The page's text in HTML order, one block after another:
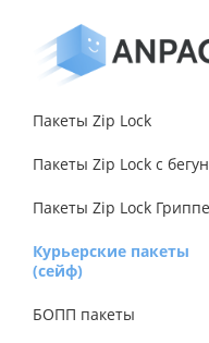
Пакеты Zip Lock
Пакеты Zip Lock с
Пакеты Zip Lock
Курьерские пакеты
(сейф)
БОПП пакеты